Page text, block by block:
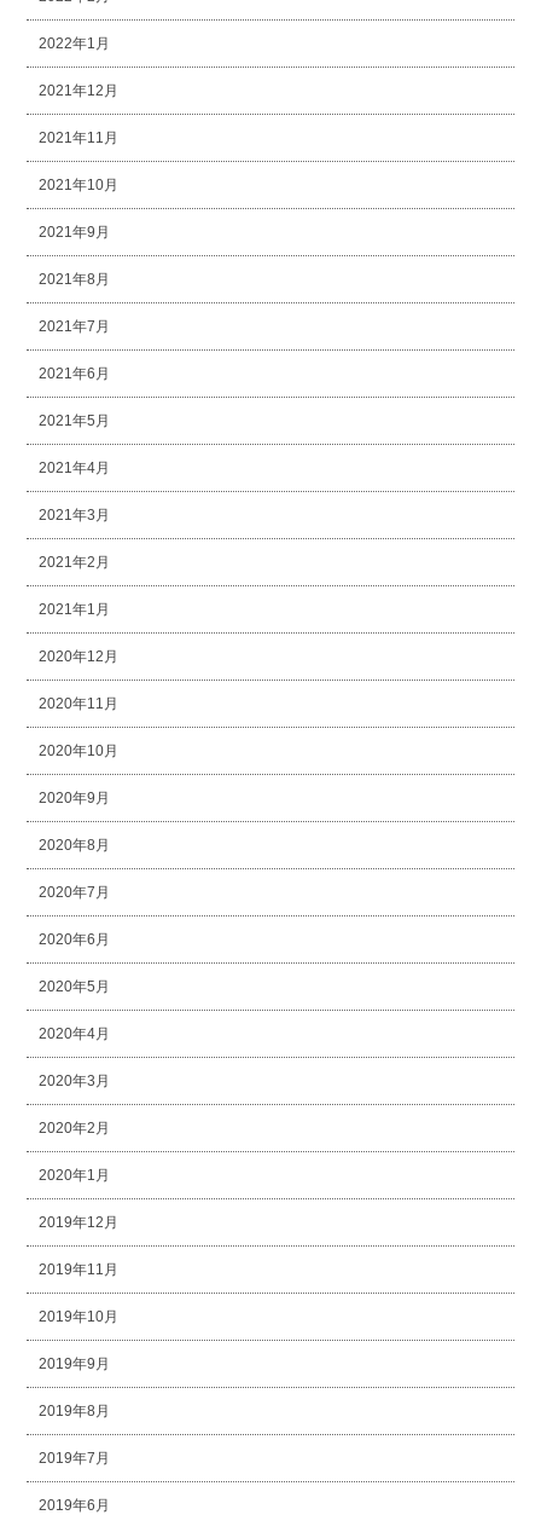
2022年1月
2021年12月
2021年11月
2021年10月
2021年9月
2021年8月
2021年7月
2021年6月
2021年5月
2021年4月
2021年3月
2021年2月
2021年1月
2020年12月
2020年11月
2020年10月
2020年9月
2020年8月
2020年7月
2020年6月
2020年5月
2020年4月
2020年3月
2020年2月
2020年1月
2019年12月
2019年11月
2019年10月
2019年9月
2019年8月
2019年7月
2019年6月